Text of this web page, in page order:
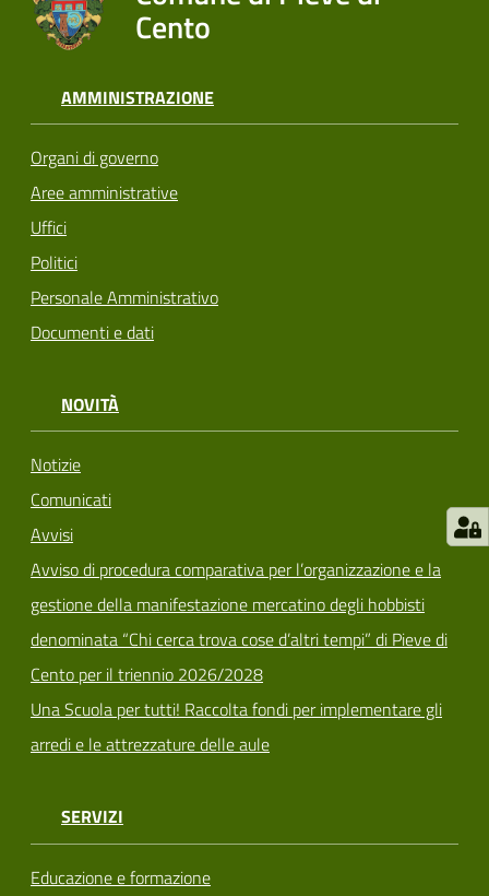
Cento
AMMINISTRAZIONE
Organi di governo
Aree amministrative
Uffici
Politici
Personale Amministrativo
Documenti e dati
NOVITÀ
Notizie
Comunicati
Avvisi
Avviso di procedura comparativa per l’organizzazione e la
gestione della manifestazione mercatino degli hobbisti
denominata “Chi cerca trova cose d’altri tempi” di Pieve di
Cento per il triennio 2026/2028
Una Scuola per tutti! Raccolta fondi per implementare gli
arredi e le attrezzature delle aule
SERVIZI
Educazione e formazione